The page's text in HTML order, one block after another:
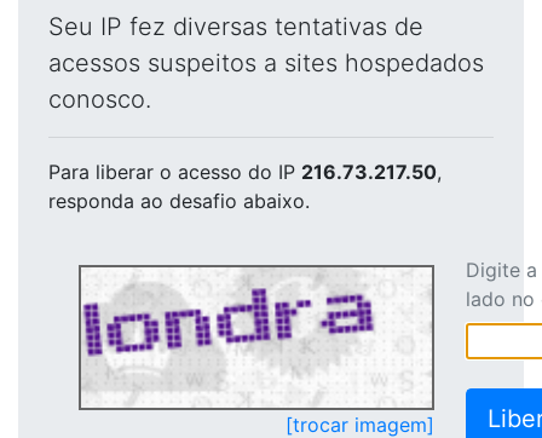
Seu IP fez diversas tentativas de
acessos suspeitos a sites hospedados
conosco.
Para liberar o acesso do IP 216.73.217.50,
responda ao desafio abaixo.
[trocar imagem]
Digite
lado no